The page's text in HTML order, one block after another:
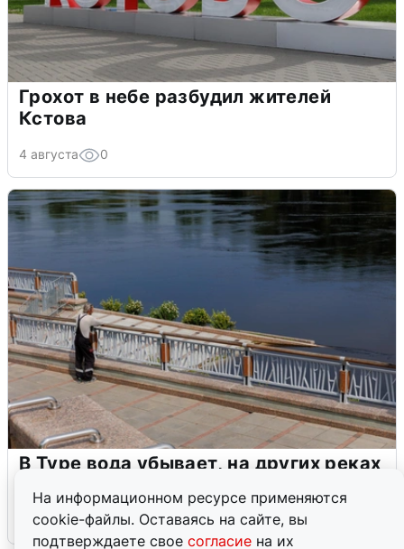
На информационном ресурсе применяются
cookie-файлы. Оставаясь на сайте, вы
подтверждаете свое согласие на их
Грохот в небе разбудил жителей
Кстова
4 августа 0
В Туре вода убывает, на других реках
4 августа 0